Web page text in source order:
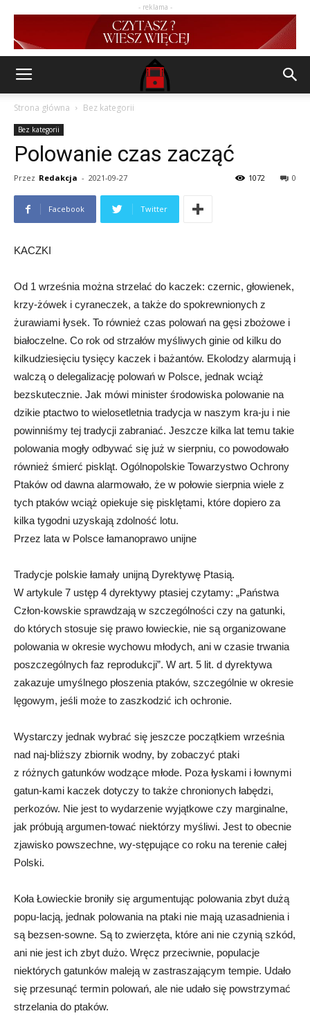
- reklama -
Strona główna Bez kategorii
Bez kategorii
Polowanie czas zacząć
Przez Redakcja - 2021-09-27 0
1072
Facebook Twitter
KACZKI
Od 1 września można strzelać do kaczek: czernic, głowienek,
krzy-żówek i cyraneczek, a także do spokrewnionych z
żurawiami łysek. To również czas polowań na gęsi zbożowe i
białoczelne. Co rok od strzałów myśliwych ginie od kilku do
kilkudziesięciu tysięcy kaczek i bażantów. Ekolodzy alarmują i
walczą o delegalizację polowań w Polsce, jednak wciąż
bezskutecznie. Jak mówi minister środowiska polowanie na
dzikie ptactwo to wielosetletnia tradycja w naszym kra-ju i nie
powinniśmy tej tradycji zabraniać. Jeszcze kilka lat temu takie
polowania mogły odbywać się już w sierpniu, co powodowało
również śmierć piskląt. Ogólnopolskie Towarzystwo Ochrony
Ptaków od dawna alarmowało, że w połowie sierpnia wiele z
tych ptaków wciąż opiekuje się pisklętami, które dopiero za
kilka tygodni uzyskają zdolność lotu.
Przez lata w Polsce łamanoprawo unijne
Tradycje polskie łamały unijną Dyrektywę Ptasią.
W artykule 7 ustęp 4 dyrektywy ptasiej czytamy: „Państwa
Człon-kowskie sprawdzają w szczególności czy na gatunki,
do których stosuje się prawo łowieckie, nie są organizowane
polowania w okresie wychowu młodych, ani w czasie trwania
poszczególnych faz reprodukcji”. W art. 5 lit. d dyrektywa
zakazuje umyślnego płoszenia ptaków, szczególnie w okresie
lęgowym, jeśli może to zaszkodzić ich ochronie.
Wystarczy jednak wybrać się jeszcze początkiem września
nad naj-bliższy zbiornik wodny, by zobaczyć ptaki
z różnych gatunków wodzące młode. Poza łyskami i łownymi
gatun-kami kaczek dotyczy to także chronionych łabędzi,
perkozów. Nie jest to wydarzenie wyjątkowe czy marginalne,
jak próbują argumen-tować niektórzy myśliwi. Jest to obecnie
zjawisko powszechne, wy-stępujące co roku na terenie całej
Polski.
Koła Łowieckie broniły się argumentując polowania zbyt dużą
popu-lacją, jednak polowania na ptaki nie mają uzasadnienia i
są bezsen-sowne. Są to zwierzęta, które ani nie czynią szkód,
ani nie jest ich zbyt dużo. Wręcz przeciwnie, populacje
niektórych gatunków maleją w zastraszającym tempie. Udało
się przesunąć termin polowań, ale nie udało się powstrzymać
strzelania do ptaków.